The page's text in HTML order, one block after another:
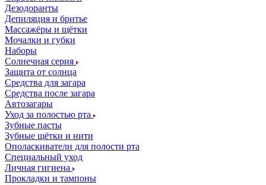
Дезодоранты
Депиляция и бритье
Массажёры и щётки
Мочалки и губки
Наборы
Солнечная серия
Защита от солнца
Средства для загара
Средства после загара
Автозагары
Уход за полостью рта
Зубные пасты
Зубные щётки и нити
Ополаскиватели для полости рта
Специальный уход
Личная гигиена
Прокладки и тампоны